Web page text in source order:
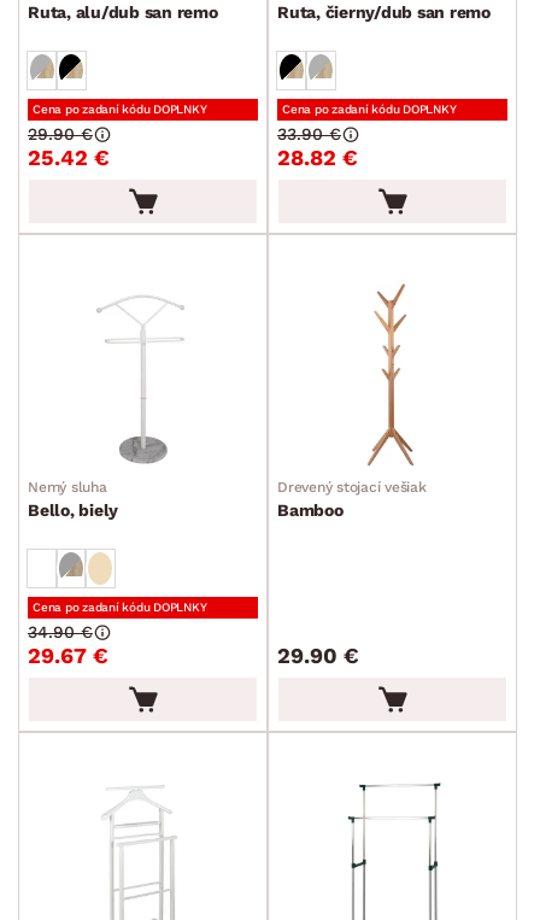
Ruta, alu/dub san remo
Cena po zadaní kódu DOPLNKY
25.42 €
29.90 €
Ruta, čierny/dub san remo
Cena po zadaní kódu DOPLNKY
28.82 €
33.90 €
Nemý sluha
Bello, biely
Cena po zadaní kódu DOPLNKY
29.67 €
34.90 €
Drevený stojací vešiak
Bamboo
29.90 €